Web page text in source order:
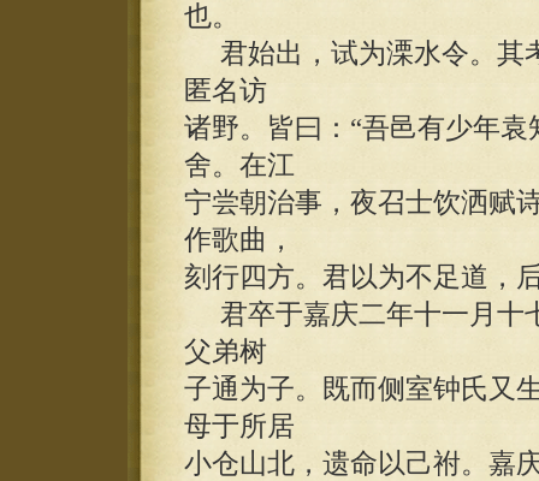
也。
君始出，试为溧水令。其
匿名访
诸野。皆曰：“吾邑有少年
舍。在江
宁尝朝治事，夜召士饮洒赋
作歌曲，
刻行四方。君以为不足道，
君卒于嘉庆二年十一月十
父弟树
子通为子。既而侧室钟氏又
母于所居
小仓山北，遗命以己祔。嘉